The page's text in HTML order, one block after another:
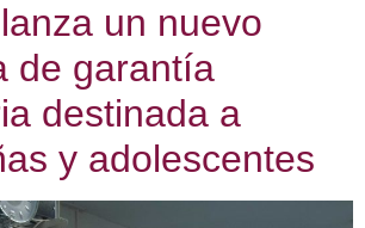
de herramientas
un nuevo
de garantía
destinada a
y adolescentes